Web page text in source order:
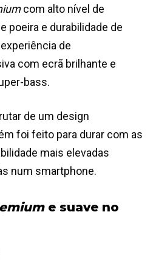
com alto nível de
poeira e durabilidade de
de
com ecrã brilhante e
bass.
de um design
foi feito para durar com as
mais elevadas
num smartphone.
e suave no